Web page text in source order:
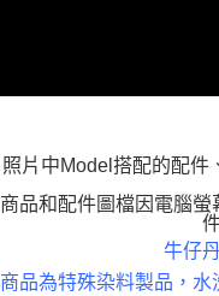
照片中Model搭配的配件
商品和配件圖檔因電腦
牛仔
商品為特殊染料製品，